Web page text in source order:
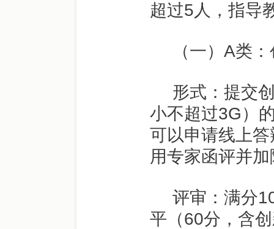
超过5人，指导
（一）A类
形式：提交
小不超过3G）
可以申请线上
用专家函评并
评审：满分
平（60分，含